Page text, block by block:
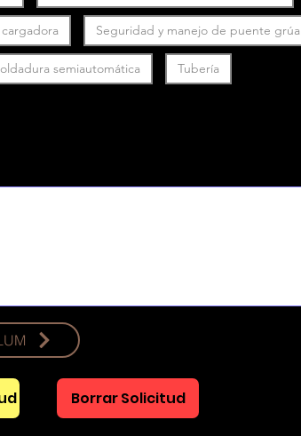
Seguridad y manejo de puente grúa
semiautomática Tubería
Borrar Solicitud